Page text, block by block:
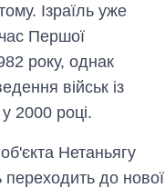
Ізраїль уже
Першої
року, однак
військ із
2000 році.
Нетаньягу
переходить до нової
Як зменшилася
кількість
медзакладів в
вторгнення